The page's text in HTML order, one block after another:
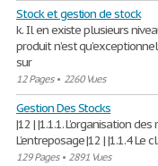
Stock et gestion de stock
k. Il en existe plusieurs
produit n’est
sur
12 Pages• 2260 Vues
Gestion Des Stocks
|12 | |1.1.1. L’organisation
L’entreposage |12 | |1.1.4 Le
129 Pages• 2891 Vues